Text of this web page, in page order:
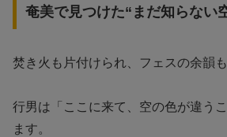
奄美で見つけた“まだ知らない
焚き火も片付けられ、フェスの余韻も
行男は「ここに来て、空の色が違う
ます。